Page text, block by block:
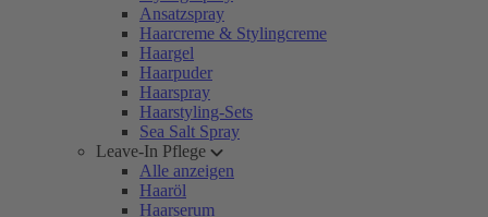
Ansatzspray
Haarcreme & Stylingcreme
Haargel
Haarpuder
Haarspray
Haarstyling-Sets
Sea Salt Spray
Leave-In Pflege
Alle anzeigen
Haaröl
Haarserum